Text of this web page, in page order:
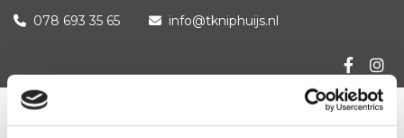
 078 693 35 65  info@tkniphuijs.nl